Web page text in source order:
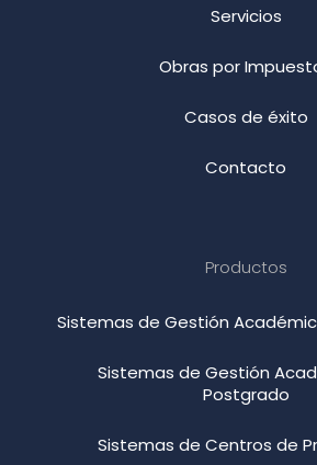
Servicios
Obras por
Casos de éxito
Contacto
Productos
Sistemas de Gestión
Sistemas de Gestión
Postgrado
Sistemas de Centros de